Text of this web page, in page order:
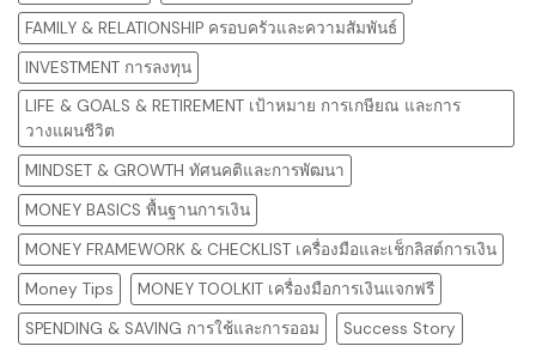
FAMILY & RELATIONSHIP ครอบครัวและความสัมพันธ์
INVESTMENT การลงทุน
LIFE & GOALS & RETIREMENT เป้าหมาย การเกษียณ และการ
วางแผนชีวิต
MINDSET & GROWTH ทัศนคติและการพัฒนา
MONEY BASICS พื้นฐานการเงิน
MONEY FRAMEWORK & CHECKLIST เครื่องมือและเช็กลิสต์การเงิน
Money Tips
MONEY TOOLKIT เครื่องมือการเงินแจกฟรี
SPENDING & SAVING การใช้และการออม
Success Story